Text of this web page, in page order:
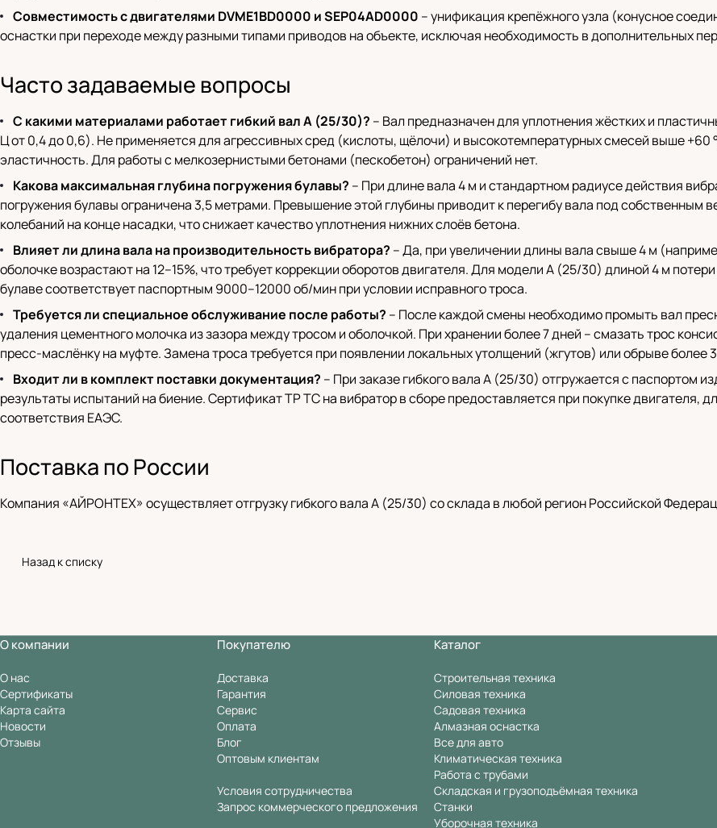
Совместимость с двигателями DVME1BD0000 и SEP04AD0000 – унификация крепёжного узла (конусное
оснастки при переходе между разными типами приводов на объекте, исключая необходимость в дополнительных
Часто задаваемые вопросы
С какими материалами работает гибкий вал A (25/30)? – Вал предназначен для уплотнения жёстких и
Ц от 0,4 до 0,6). Не применяется для агрессивных сред (кислоты, щёлочи) и высокотемпературных смесей выше +60
эластичность. Для работы с мелкозернистыми бетонами (пескобетон) ограничений нет.
Какова максимальная глубина погружения булавы? – При длине вала 4 м и стандартном радиусе действия
погружения булавы ограничена 3,5 метрами. Превышение этой глубины приводит к перегибу вала под собственным
колебаний на конце насадки, что снижает качество уплотнения нижних слоёв бетона.
Влияет ли длина вала на производительность вибратора? – Да, при увеличении длины вала свыше 4 м
оболочке возрастают на 12–15%, что требует коррекции оборотов двигателя. Для модели A (25/30) длиной 4 м
булаве соответствует паспортным 9000–12000 об/мин при условии исправного троса.
Требуется ли специальное обслуживание после работы? – После каждой смены необходимо промыть вал
удаления цементного молочка из зазора между тросом и оболочкой. При хранении более 7 дней – смазать трос
пресс-маслёнку на муфте. Замена троса требуется при появлении локальных утолщений (жгутов) или обрыве более
Входит ли в комплект поставки документация? – При заказе гибкого вала A (25/30) отгружается с паспортом
результаты испытаний на биение. Сертификат ТР ТС на вибратор в сборе предоставляется при покупке двигателя,
соответствия ЕАЭС.
Поставка по России
Компания «АЙРОНТЕХ» осуществляет отгрузку гибкого вала A (25/30) со склада в любой регион Российской
Назад к списку
О компании
О нас
Сертификаты
Карта сайта
Новости
Отзывы
Покупателю
Доставка
Гарантия
Сервис
Оплата
Блог
Оптовым клиентам
Условия сотрудничества
Запрос коммерческого предложения
Каталог
Строительная техника
Силовая техника
Садовая техника
Алмазная оснастка
Все для авто
Климатическая техника
Работа с трубами
Складская и грузоподъёмная техника
Станки
Уборочная техника